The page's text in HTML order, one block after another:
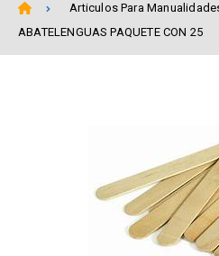
Articulos Para
ABATELENGUAS PAQUETE CON 25